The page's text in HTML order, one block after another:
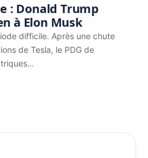
: Donald Trump
à Elon Musk
difficile. Après une chute
de Tesla, le PDG de